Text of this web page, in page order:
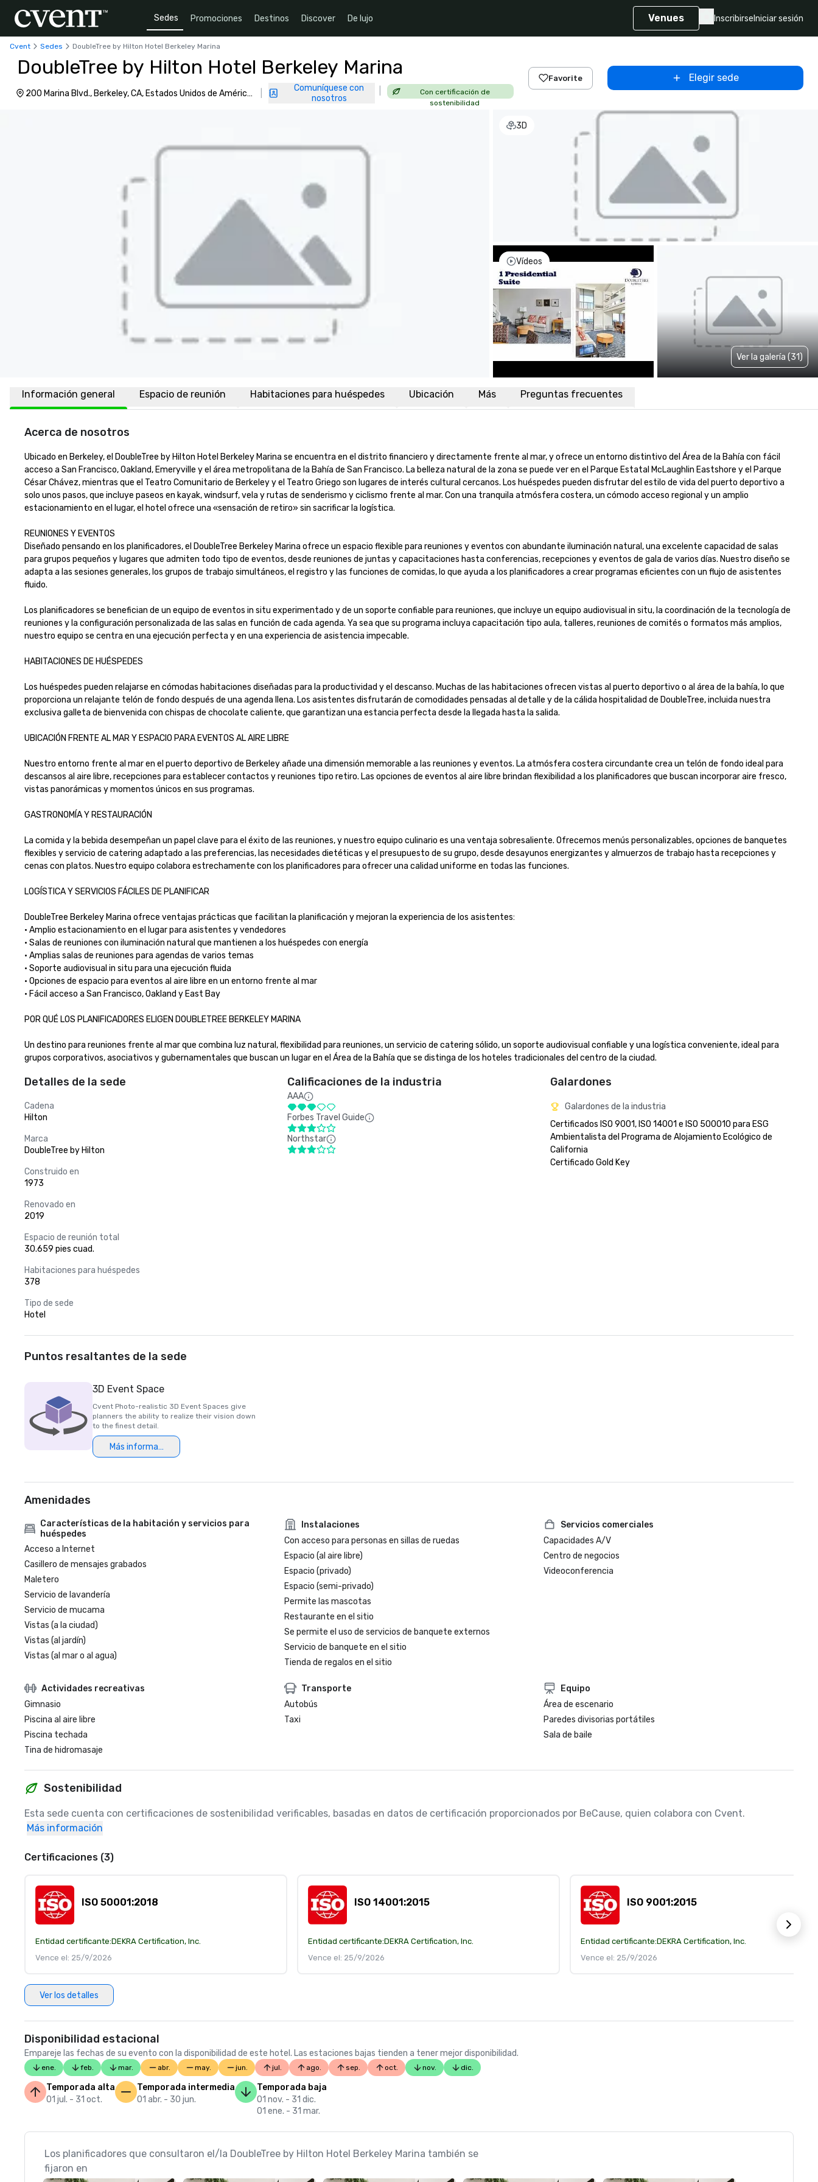
Sedes Promociones Destinos Discover De lujo Venues Inscribirse Iniciar sesión
Cvent Sedes DoubleTree by Hilton Hotel Berkeley Marina
DoubleTree by Hilton Hotel Berkeley Marina
200 Marina Blvd., Berkeley, CA, Estados Unidos de América,
Comuníquese con
nosotros
Con certificación de
sostenibilidad
Favorite Elegir sede
3D
Vídeos
Ver la galería (31)
Información general Espacio de reunión Habitaciones para huéspedes Ubicación Más Preguntas frecuentes
Acerca de nosotros
Ubicado en Berkeley, el DoubleTree by Hilton Hotel Berkeley Marina se encuentra en el distrito financiero y directamente frente al mar, y ofrece un entorno distintivo del Área de la Bahía con fácil
acceso a San Francisco, Oakland, Emeryville y el área metropolitana de la Bahía de San Francisco. La belleza natural de la zona se puede ver en el Parque Estatal McLaughlin Eastshore y el Parque
César Chávez, mientras que el Teatro Comunitario de Berkeley y el Teatro Griego son lugares de interés cultural cercanos. Los huéspedes pueden disfrutar del estilo de vida del puerto deportivo a
solo unos pasos, que incluye paseos en kayak, windsurf, vela y rutas de senderismo y ciclismo frente al mar. Con una tranquila atmósfera costera, un cómodo acceso regional y un amplio
estacionamiento en el lugar, el hotel ofrece una «sensación de retiro» sin sacrificar la logística.
REUNIONES Y EVENTOS
Diseñado pensando en los planificadores, el DoubleTree Berkeley Marina ofrece un espacio flexible para reuniones y eventos con abundante iluminación natural, una excelente capacidad de salas
para grupos pequeños y lugares que admiten todo tipo de eventos, desde reuniones de juntas y capacitaciones hasta conferencias, recepciones y eventos de gala de varios días. Nuestro diseño se
adapta a las sesiones generales, los grupos de trabajo simultáneos, el registro y las funciones de comidas, lo que ayuda a los planificadores a crear programas eficientes con un flujo de asistentes
fluido.
Los planificadores se benefician de un equipo de eventos in situ experimentado y de un soporte confiable para reuniones, que incluye un equipo audiovisual in situ, la coordinación de la tecnología de
reuniones y la configuración personalizada de las salas en función de cada agenda. Ya sea que su programa incluya capacitación tipo aula, talleres, reuniones de comités o formatos más amplios,
nuestro equipo se centra en una ejecución perfecta y en una experiencia de asistencia impecable.
HABITACIONES DE HUÉSPEDES
Los huéspedes pueden relajarse en cómodas habitaciones diseñadas para la productividad y el descanso. Muchas de las habitaciones ofrecen vistas al puerto deportivo o al área de la bahía, lo que
proporciona un relajante telón de fondo después de una agenda llena. Los asistentes disfrutarán de comodidades pensadas al detalle y de la cálida hospitalidad de DoubleTree, incluida nuestra
exclusiva galleta de bienvenida con chispas de chocolate caliente, que garantizan una estancia perfecta desde la llegada hasta la salida.
UBICACIÓN FRENTE AL MAR Y ESPACIO PARA EVENTOS AL AIRE LIBRE
Nuestro entorno frente al mar en el puerto deportivo de Berkeley añade una dimensión memorable a las reuniones y eventos. La atmósfera costera circundante crea un telón de fondo ideal para
descansos al aire libre, recepciones para establecer contactos y reuniones tipo retiro. Las opciones de eventos al aire libre brindan flexibilidad a los planificadores que buscan incorporar aire fresco,
vistas panorámicas y momentos únicos en sus programas.
GASTRONOMÍA Y RESTAURACIÓN
La comida y la bebida desempeñan un papel clave para el éxito de las reuniones, y nuestro equipo culinario es una ventaja sobresaliente. Ofrecemos menús personalizables, opciones de banquetes
flexibles y servicio de catering adaptado a las preferencias, las necesidades dietéticas y el presupuesto de su grupo, desde desayunos energizantes y almuerzos de trabajo hasta recepciones y
cenas con platos. Nuestro equipo colabora estrechamente con los planificadores para ofrecer una calidad uniforme en todas las funciones.
LOGÍSTICA Y SERVICIOS FÁCILES DE PLANIFICAR
DoubleTree Berkeley Marina ofrece ventajas prácticas que facilitan la planificación y mejoran la experiencia de los asistentes:
• Amplio estacionamiento en el lugar para asistentes y vendedores
• Salas de reuniones con iluminación natural que mantienen a los huéspedes con energía
• Amplias salas de reuniones para agendas de varios temas
• Soporte audiovisual in situ para una ejecución fluida
• Opciones de espacio para eventos al aire libre en un entorno frente al mar
• Fácil acceso a San Francisco, Oakland y East Bay
POR QUÉ LOS PLANIFICADORES ELIGEN DOUBLETREE BERKELEY MARINA
Un destino para reuniones frente al mar que combina luz natural, flexibilidad para reuniones, un servicio de catering sólido, un soporte audiovisual confiable y una logística conveniente, ideal para
grupos corporativos, asociativos y gubernamentales que buscan un lugar en el Área de la Bahía que se distinga de los hoteles tradicionales del centro de la ciudad.
Detalles de la sede
Cadena
Hilton
Marca
DoubleTree by Hilton
Construido en
1973
Renovado en
2019
Espacio de reunión total
30.659 pies cuad.
Habitaciones para huéspedes
378
Tipo de sede
Hotel
Calificaciones de la industria
AAA
Forbes Travel Guide
Northstar
Galardones
Galardones de la industria
Certificados ISO 9001, ISO 14001 e ISO 500010 para ESG
Ambientalista del Programa de Alojamiento Ecológico de
California
Certificado Gold Key
Puntos resaltantes de la sede
3D Event Space
Cvent Photo-realistic 3D Event Spaces give
planners the ability to realize their vision down
to the finest detail.
Más información
Amenidades
Características de la habitación y servicios para
huéspedes
Acceso a Internet
Casillero de mensajes grabados
Maletero
Servicio de lavandería
Servicio de mucama
Vistas (a la ciudad)
Vistas (al jardín)
Vistas (al mar o al agua)
Instalaciones
Con acceso para personas en sillas de ruedas
Espacio (al aire libre)
Espacio (privado)
Espacio (semi-privado)
Permite las mascotas
Restaurante en el sitio
Se permite el uso de servicios de banquete externos
Servicio de banquete en el sitio
Tienda de regalos en el sitio
Servicios comerciales
Capacidades A/V
Centro de negocios
Videoconferencia
Actividades recreativas
Gimnasio
Piscina al aire libre
Piscina techada
Tina de hidromasaje
Transporte
Autobús
Taxi
Equipo
Área de escenario
Paredes divisorias portátiles
Sala de baile
Sostenibilidad
Esta sede cuenta con certificaciones de sostenibilidad verificables, basadas en datos de certificación proporcionados por BeCause, quien colabora con Cvent.
Más información
Certificaciones (3)
ISO 50001:2018
Entidad certificante:DEKRA Certification, Inc.
Vence el: 25/9/2026
ISO 14001:2015
Entidad certificante:DEKRA Certification, Inc.
Vence el: 25/9/2026
ISO 9001:2015
Entidad certificante:DEKRA Certification, Inc.
Vence el: 25/9/2026
Ver los detalles
Disponibilidad estacional
Empareje las fechas de su evento con la disponibilidad de este hotel. Las estaciones bajas tienden a tener mejor disponibilidad.
ene. feb. mar. abr. may. jun. jul. ago. sep. oct. nov. dic.
Temporada alta
01 jul. - 31 oct.
Temporada intermedia
01 abr. - 30 jun.
Temporada baja
01 nov. - 31 dic.
01 ene. - 31 mar.
Los planificadores que consultaron el/la DoubleTree by Hilton Hotel Berkeley Marina también se
fijaron en